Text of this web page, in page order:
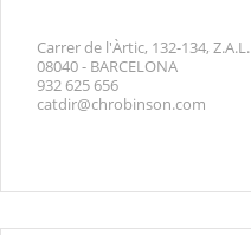
Carrer de l'Àrtic, 132-134, Z.A.L.
08040 - BARCELONA
932 625 656
catdir@chrobinson.com